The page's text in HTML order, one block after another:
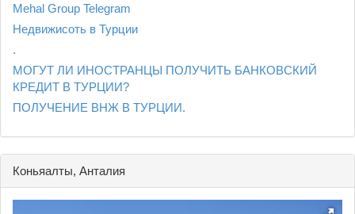
Mehal Group Telegram
Недвижисоть в Турции
.
МОГУТ ЛИ ИНОСТРАНЦЫ ПОЛУЧИТЬ БАНКОВСКИЙ
КРЕДИТ В ТУРЦИИ?
ПОЛУЧЕНИЕ ВНЖ В ТУРЦИИ.
Коньяалты, Анталия